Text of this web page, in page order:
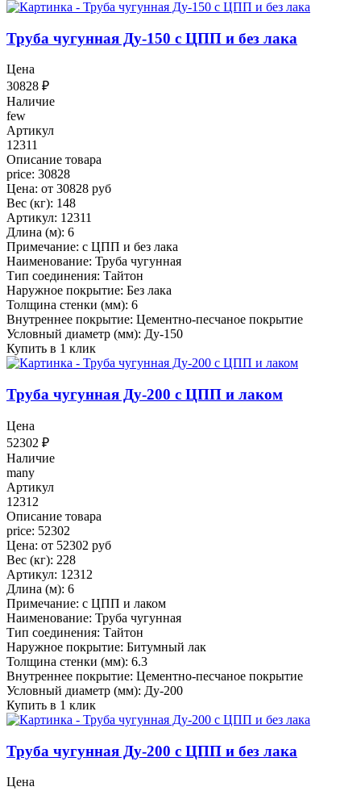
Труба чугунная Ду-150 с ЦПП и без лака
Цена
30828 ₽
Наличие
few
Артикул
12311
Описание товара
price: 30828
Цена: от 30828 руб
Вес (кг): 148
Артикул: 12311
Длина (м): 6
Примечание: с ЦПП и без лака
Наименование: Труба чугунная
Тип соединения: Тайтон
Наружное покрытие: Без лака
Толщина стенки (мм): 6
Внутреннее покрытие: Цементно-песчаное покрытие
Условный диаметр (мм): Ду-150
Купить в 1 клик
Труба чугунная Ду-200 с ЦПП и лаком
Цена
52302 ₽
Наличие
many
Артикул
12312
Описание товара
price: 52302
Цена: от 52302 руб
Вес (кг): 228
Артикул: 12312
Длина (м): 6
Примечание: с ЦПП и лаком
Наименование: Труба чугунная
Тип соединения: Тайтон
Наружное покрытие: Битумный лак
Толщина стенки (мм): 6.3
Внутреннее покрытие: Цементно-песчаное покрытие
Условный диаметр (мм): Ду-200
Купить в 1 клик
Труба чугунная Ду-200 с ЦПП и без лака
Цена